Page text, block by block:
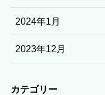
2024年1月
2023年12月
カテゴリー